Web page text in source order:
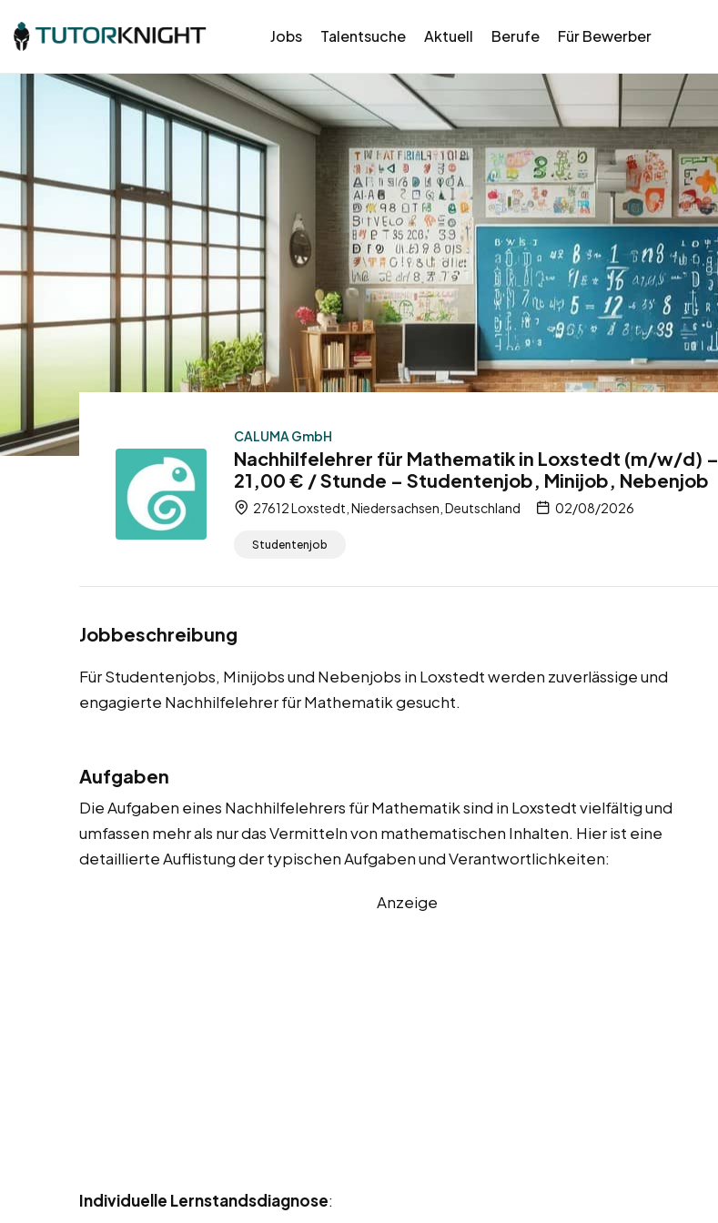
Jobs Talentsuche Aktuell Berufe Für Bewerber
CALUMA GmbH
Nachhilfelehrer für Mathematik in Loxstedt (m/w/d) –
21,00 € / Stunde – Studentenjob, Minijob, Nebenjob
27612 Loxstedt, Niedersachsen, Deutschland 02/08/2026
Studentenjob
Jobbeschreibung
Für Studentenjobs, Minijobs und Nebenjobs in Loxstedt werden zuverlässige und
engagierte Nachhilfelehrer für Mathematik gesucht.
Aufgaben
Die Aufgaben eines Nachhilfelehrers für Mathematik sind in Loxstedt vielfältig und
umfassen mehr als nur das Vermitteln von mathematischen Inhalten. Hier ist eine
detaillierte Auflistung der typischen Aufgaben und Verantwortlichkeiten:
Anzeige
Individuelle Lernstandsdiagnose: